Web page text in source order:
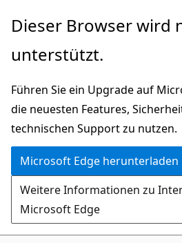
Zu
wechseln
Dieser Browser wird
unterstützt.
Führen Sie ein Upgrade auf
die neuesten Features,
technischen Support zu nutzen.
Microsoft Edge herunterladen
Weitere Informationen zu
Microsoft Edge